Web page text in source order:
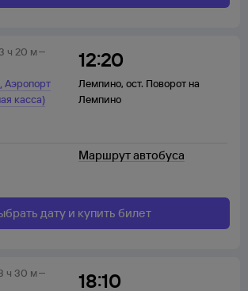
,Аэропорт
касса)
12:20
Лемпино, ост. Поворот на
Лемпино
ч 20 м
Маршрут автобуса
дату и купить билет
18:10
ч 30 м